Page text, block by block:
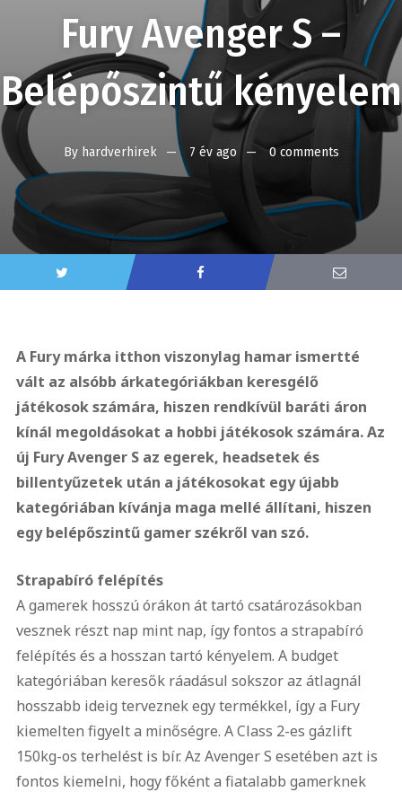
Fury Avenger S –
Belépőszintű kényelem
By hardverhirek 7 év ago 0 comments
A Fury márka itthon viszonylag hamar ismertté
vált az alsóbb árkategóriákban keresgélő
játékosok számára, hiszen rendkívül baráti áron
kínál megoldásokat a hobbi játékosok számára. Az
új Fury Avenger S az egerek, headsetek és
billentyűzetek után a játékosokat egy újabb
kategóriában kívánja maga mellé állítani, hiszen
egy belépőszintű gamer székről van szó.
Strapabíró felépítés
A gamerek hosszú órákon át tartó csatározásokban
vesznek részt nap mint nap, így fontos a strapabíró
felépítés és a hosszan tartó kényelem. A budget
kategóriában keresők ráadásul sokszor az átlagnál
hosszabb ideig terveznek egy termékkel, így a Fury
kiemelten figyelt a minőségre. A Class 2-es gázlift
150kg-os terhelést is bír. Az Avenger S esetében azt is
fontos kiemelni, hogy főként a fiatalabb gamerknek